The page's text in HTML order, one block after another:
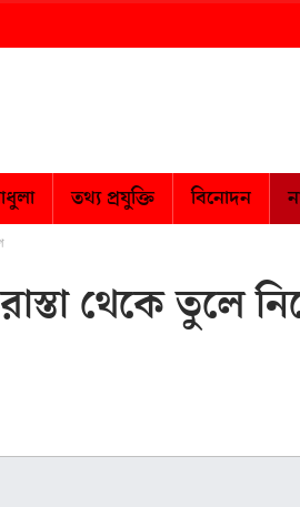
তথ্য প্রযুক্তি বিনোদন
থেকে তুলে